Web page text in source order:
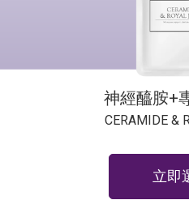
神經醯胺+
CERAMIDE &
立即